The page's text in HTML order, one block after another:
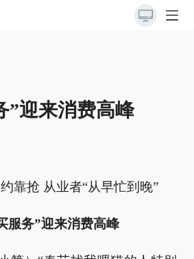
”迎来消费高峰
靠抢 从业者“从早忙到晚”
服务”迎来消费高峰